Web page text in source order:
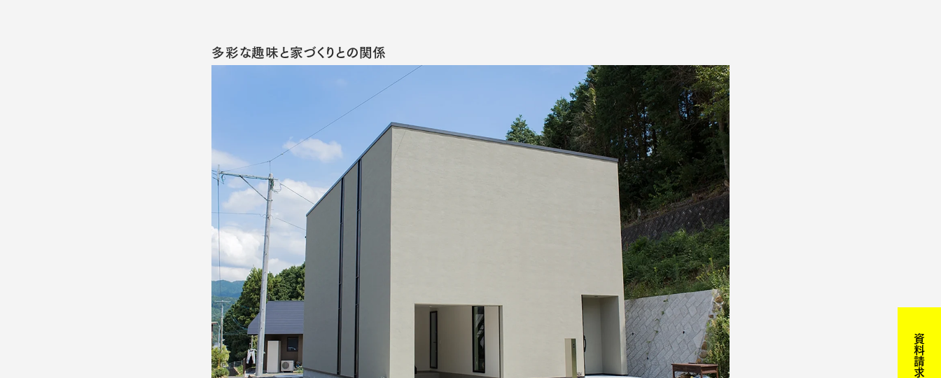
多彩な趣味と家づくりとの関係
資料請求